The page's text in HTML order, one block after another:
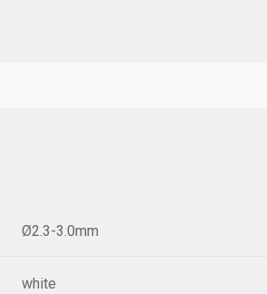
Ø2.3-3.0mm
white